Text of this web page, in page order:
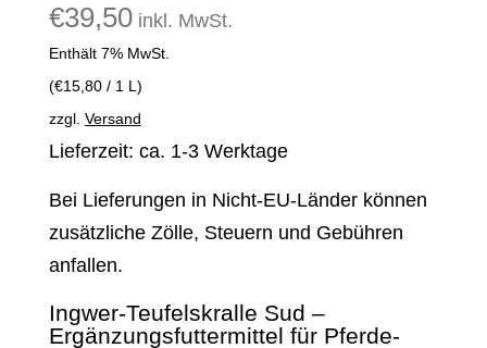
€39,50 inkl. MwSt.
Enthält 7% MwSt.
(€15,80/ 1 L)
zzgl. Versand
Lieferzeit: ca. 1-3 Werktage
Bei Lieferungen in Nicht-EU-Länder können
zusätzliche Zölle, Steuern und Gebühren
anfallen.
Ingwer-Teufelskralle Sud –
Ergänzungsfuttermittel für Pferde-